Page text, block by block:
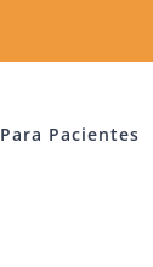
Para Pacientes